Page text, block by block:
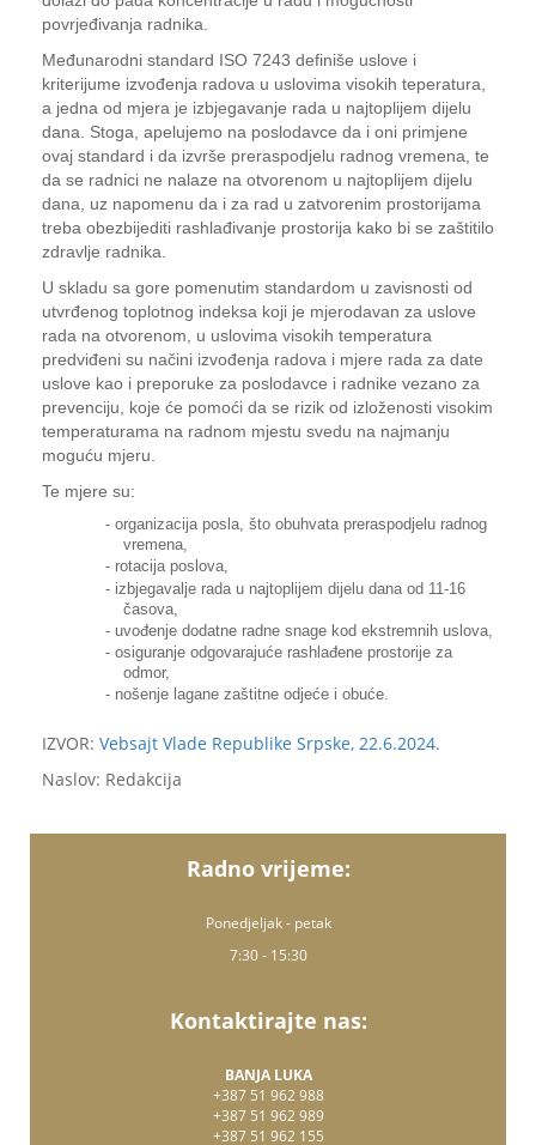
povrjeđivanja radnika.
Međunarodni standard ISO 7243 definiše uslove i
kriterijume izvođenja radova u uslovima visokih teperatura,
a jedna od mjera je izbjegavanje rada u najtoplijem dijelu
dana. Stoga, apelujemo na poslodavce da i oni primjene
ovaj standard i da izvrše preraspodjelu radnog vremena, te
da se radnici ne nalaze na otvorenom u najtoplijem dijelu
dana, uz napomenu da i za rad u zatvorenim prostorijama
treba obezbijediti rashlađivanje prostorija kako bi se zaštitilo
zdravlje radnika.
U skladu sa gore pomenutim standardom u zavisnosti od
utvrđenog toplotnog indeksa koji je mjerodavan za uslove
rada na otvorenom, u uslovima visokih temperatura
predviđeni su načini izvođenja radova i mjere rada za date
uslove kao i preporuke za poslodavce i radnike vezano za
prevenciju, koje će pomoći da se rizik od izloženosti visokim
temperaturama na radnom mjestu svedu na najmanju
moguću mjeru.
Te mjere su:
- organizacija posla, što obuhvata preraspodjelu radnog
vremena,
- rotacija poslova,
- izbjegavalje rada u najtoplijem dijelu dana od 11-16
časova,
- uvođenje dodatne radne snage kod ekstremnih uslova,
- osiguranje odgovarajuće rashlađene prostorije za
odmor,
- nošenje lagane zaštitne odjeće i obuće.
IZVOR: Vebsajt Vlade Republike Srpske, 22.6.2024.
Naslov: Redakcija
Radno vrijeme:
Ponedjeljak - petak
7:30 - 15:30
Kontaktirajte nas:
BANJA LUKA
+387 51 962 988
+387 51 962 989
+387 51 962 155